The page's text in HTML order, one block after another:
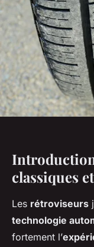
classiques
Les rétroviseurs
technologie
fortement l’